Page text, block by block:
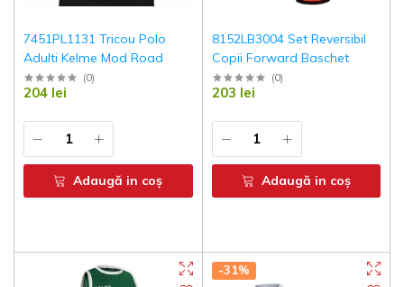
7451PL1131 Tricou Polo
Adulti Kelme Mod Road
(0)
204 lei
Adaugă in coş
8152LB3004 Set Reversibil
Copii Forward Baschet
(0)
203 lei
Adaugă in coş
-31%